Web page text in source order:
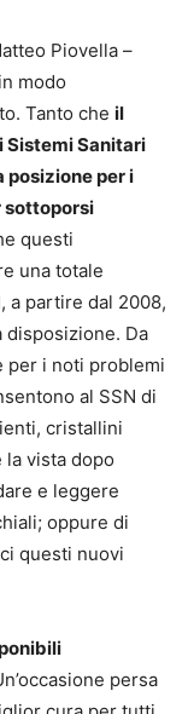
Piovella –
modo
Tanto che il
Sistemi Sanitari
posizione per i
sottoporsi
questi
una totale
a partire dal 2008,
Da
per i noti problemi
al SSN di
cristallini
vista dopo
e leggere
oppure di
questi nuovi
persa